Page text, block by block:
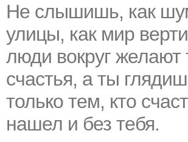
Не слышишь, как
улицы, как мир
люди вокруг желают
счастья, а ты
только тем, кто
нашел и без тебя.